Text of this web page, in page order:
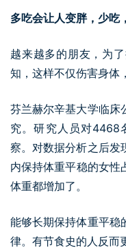
多吃会让人变胖，少吃
越来越多的朋友，为
知，这样不仅伤害身体
芬兰赫尔辛基大学临床
究。研究人员对4468
察。对数据分析之后发
内保持体重平稳的女
体重都增加了。
能够长期保持体重平稳
律。有节食史的人反而